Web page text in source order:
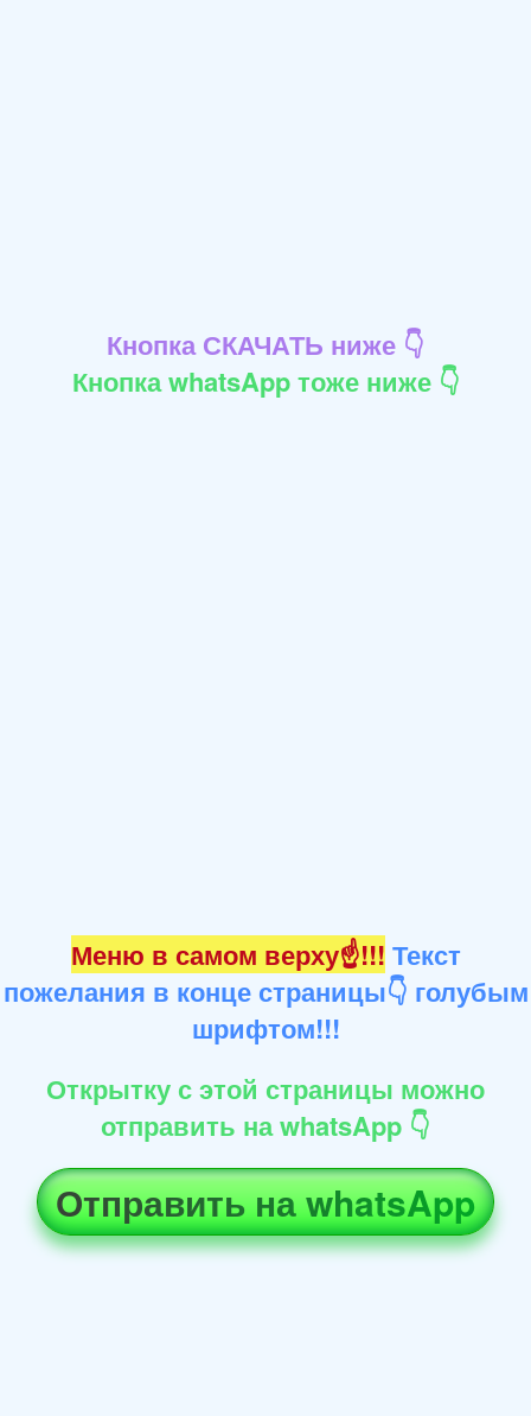
Кнопка СКАЧАТЬ ниже 👇
Кнопка whatsApp тоже ниже 👇
Меню в самом верху☝!!! Текст
пожелания в конце страницы👇 голубым
шрифтом!!!
Открытку с этой страницы можно
отправить на whatsApp 👇
Отправить на whatsApp